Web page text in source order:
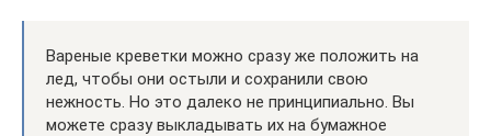
Вареные креветки можно сразу же положить на
лед, чтобы они остыли и сохранили свою
нежность. Но это далеко не принципиально. Вы
можете сразу выкладывать их на бумажное